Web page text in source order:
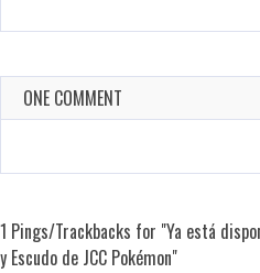
ONE COMMENT
1 Pings/Trackbacks for "Ya está
y Escudo de JCC Pokémon"